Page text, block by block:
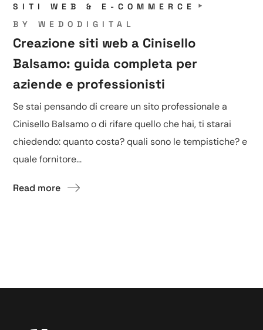
SITI WEB & E-COMMERCE
BYWEDODIGITAL
Creazione siti web a Cinisello
Balsamo: guida completa per
aziende e professionisti
Se stai pensando di creare un sito professionale a
Cinisello Balsamo o di rifare quello che hai, ti starai
chiedendo: quanto costa? quali sono le tempistiche? e
quale fornitore...
Read more